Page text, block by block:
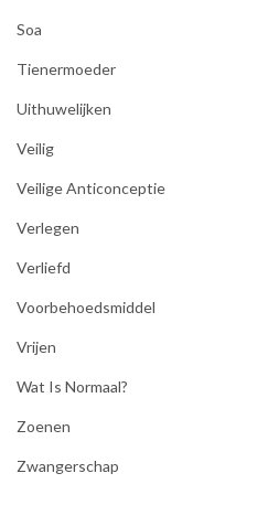
Soa
Tienermoeder
Uithuwelijken
Veilig
Veilige Anticonceptie
Verlegen
Verliefd
Voorbehoedsmiddel
Vrijen
Wat Is Normaal?
Zoenen
Zwangerschap